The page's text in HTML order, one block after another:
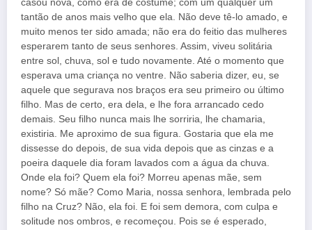
casou nova, como era de costume; com um qualquer um
tantão de anos mais velho que ela. Não deve tê-lo amado, e
muito menos ter sido amada; não era do feitio das mulheres
esperarem tanto de seus senhores. Assim, viveu solitária
entre sol, chuva, sol e tudo novamente. Até o momento que
esperava uma criança no ventre. Não saberia dizer, eu, se
aquele que segurava nos braços era seu primeiro ou último
filho. Mas de certo, era dela, e lhe fora arrancado cedo
demais. Seu filho nunca mais lhe sorriria, lhe chamaria,
existiria. Me aproximo de sua figura. Gostaria que ela me
dissesse do depois, de sua vida depois que as cinzas e a
poeira daquele dia foram lavados com a água da chuva.
Onde ela foi? Quem ela foi? Morreu apenas mãe, sem
nome? Só mãe? Como Maria, nossa senhora, lembrada pelo
filho na Cruz? Não, ela foi. E foi sem demora, com culpa e
solitude nos ombros, e recomeçou. Pois se é esperado,